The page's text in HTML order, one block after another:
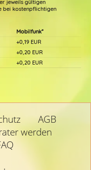
jeweils gültigen
bei kostenpflichtigen
Mobilfunk*
+0,19 EUR
+0,20 EUR
+0,20 EUR
AGB
werden